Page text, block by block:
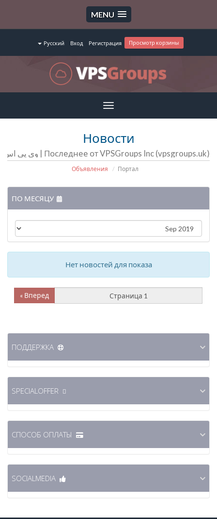
MENU
Русский Вход Регистрация Просмотр корзины
Toggle
navigation
Новости
Последнее от VPSGroups Inc (vpsgroups.uk) | وی پی اس گروپ | سرور مجازی | سرور اختصاصی | هاست
Портал
Нет новостей для показа
Вперед »